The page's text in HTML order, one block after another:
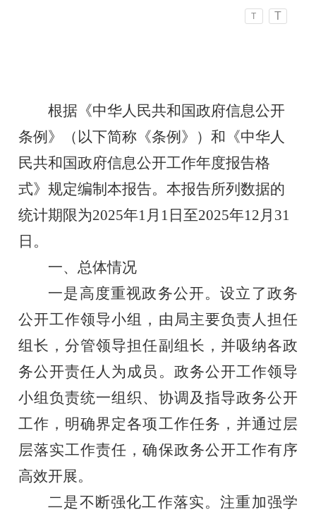
T T
根据《中华人民共和国政府信息公开
条例》（以下简称《条例》）和《中华人
民共和国政府信息公开工作年度报告格
式》规定编制本报告。本报告所列数据的
统计期限为2025年1月1日至2025年12月31
日。
一、总体情况
一是高度重视政务公开。设立了政务
公开工作领导小组，由局主要负责人担任
组长，分管领导担任副组长，并吸纳各政
务公开责任人为成员。政务公开工作领导
小组负责统一组织、协调及指导政务公开
工作，明确界定各项工作任务，并通过层
层落实工作责任，确保政务公开工作有序
高效开展。
二是不断强化工作落实。注重加强学